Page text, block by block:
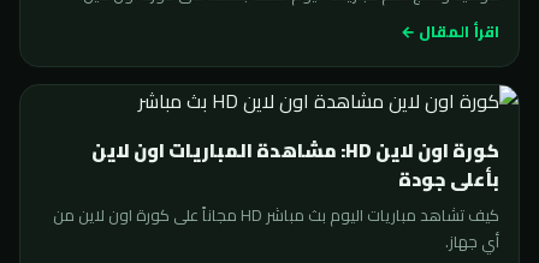
اقرأ المقال ←
كورة اون لاين HD: مشاهدة المباريات اون لاين
بأعلى جودة
كيف تشاهد مباريات اليوم بث مباشر HD مجاناً على كورة اون لاين من
أي جهاز.